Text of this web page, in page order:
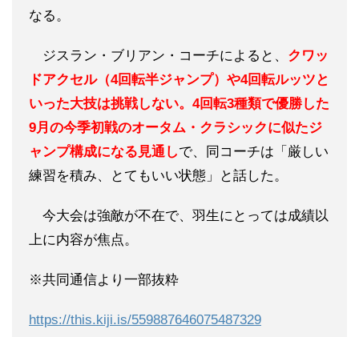
なる。
ジスラン・ブリアン・コーチによると、 クワッ
ドアクセル（4回転半ジャンプ）や4回転ルッツと
いった大技は挑戦しない。4回転3種類で優勝した
9月の今季初戦のオータム・クラシックに似たジ
ャンプ構成になる見通しで、同コーチは「厳しい
練習を積み、とてもいい状態」と話した。
今大会は強敵が不在で、羽生にとっては成績以
上に内容が焦点。
※共同通信より一部抜粋
https://this.kiji.is/559887646075487329